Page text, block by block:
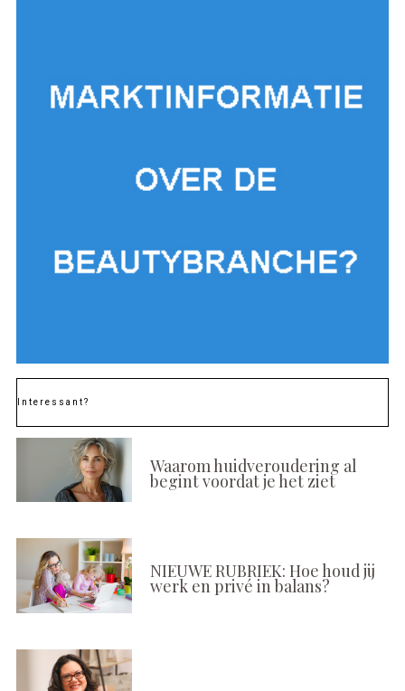
Interessant?
Waarom huidveroudering al
begint voordat je het ziet
NIEUWE RUBRIEK: Hoe houd jij
werk en privé in balans?